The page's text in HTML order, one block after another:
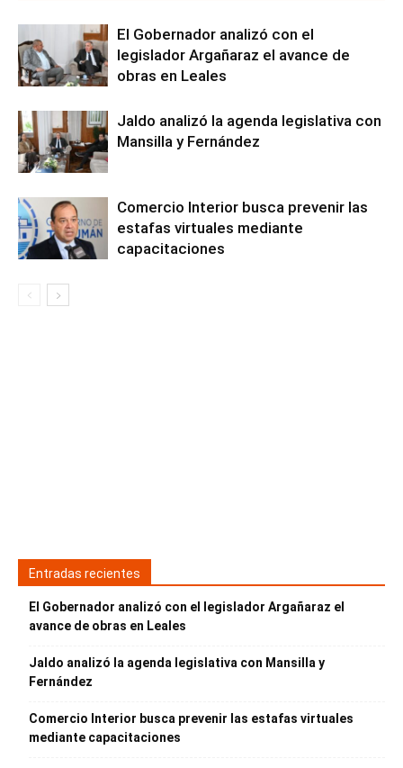
El Gobernador analizó con el
legislador Argañaraz el avance de
obras en Leales
Jaldo analizó la agenda legislativa con
Mansilla y Fernández
Comercio Interior busca prevenir las
estafas virtuales mediante
capacitaciones
Entradas recientes
El Gobernador analizó con el legislador Argañaraz el
avance de obras en Leales
Jaldo analizó la agenda legislativa con Mansilla y
Fernández
Comercio Interior busca prevenir las estafas virtuales
mediante capacitaciones